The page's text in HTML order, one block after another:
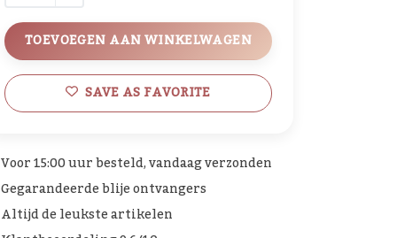
TOEVOEGEN AAN WINKELWAGEN
SAVE AS FAVORITE
Voor 15:00 uur besteld, vandaag verzonden
Gegarandeerde blije ontvangers
Altijd de leukste artikelen